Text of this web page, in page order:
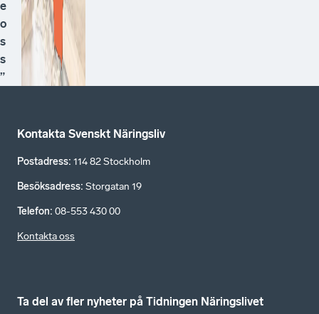
e
o
s
s
”
Kontakta Svenskt Näringsliv
Postadress: 114 82 Stockholm
Besöksadress: Storgatan 19
Telefon: 08-553 430 00
Kontakta oss
Ta del av fler nyheter på Tidningen Näringslivet